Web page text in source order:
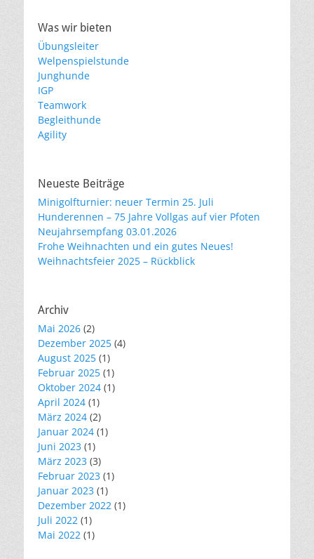
Was wir bieten
Übungsleiter
Welpenspielstunde
Junghunde
IGP
Teamwork
Begleithunde
Agility
Neueste Beiträge
Minigolfturnier: neuer Termin 25. Juli
Hunderennen – 75 Jahre Vollgas auf vier Pfoten
Neujahrsempfang 03.01.2026
Frohe Weihnachten und ein gutes Neues!
Weihnachtsfeier 2025 – Rückblick
Archiv
Mai 2026 (2)
Dezember 2025 (4)
August 2025 (1)
Februar 2025 (1)
Oktober 2024 (1)
April 2024 (1)
März 2024 (2)
Januar 2024 (1)
Juni 2023 (1)
März 2023 (3)
Februar 2023 (1)
Januar 2023 (1)
Dezember 2022 (1)
Juli 2022 (1)
Mai 2022 (1)